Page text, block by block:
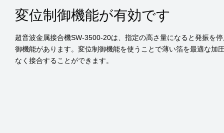
変位制御機能が有効です
超音波金属接合機SW-3500-20は、指定の高さ量になると発振を
御機能があります。変位制御機能を使うことで薄い箔を最適な加
なく接合することができます。